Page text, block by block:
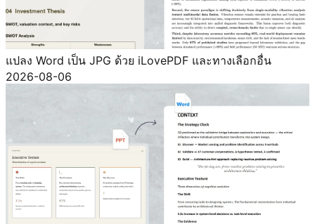
แปลง Word เป็น JPG ด้วย iLovePDF และทางเลือกอื่น
2026-08-06